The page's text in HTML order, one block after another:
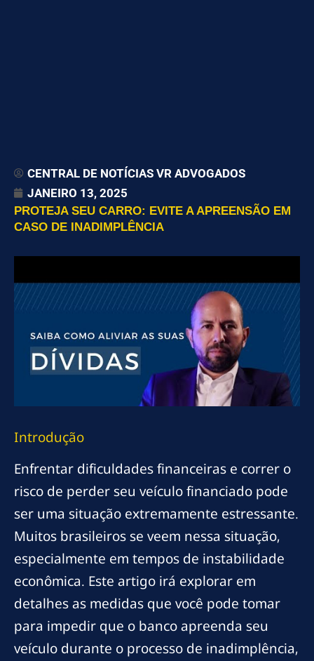
CENTRAL DE NOTÍCIAS VR ADVOGADOS
JANEIRO 13, 2025
PROTEJA SEU CARRO: EVITE A APREENSÃO EM
CASO DE INADIMPLÊNCIA
Introdução
Enfrentar dificuldades financeiras e correr o
risco de perder seu veículo financiado pode
ser uma situação extremamente estressante.
Muitos brasileiros se veem nessa situação,
especialmente em tempos de instabilidade
econômica. Este artigo irá explorar em
detalhes as medidas que você pode tomar
para impedir que o banco apreenda seu
veículo durante o processo de inadimplência,